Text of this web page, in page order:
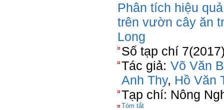
Phân tích hiệu
trên vườn cây ăn
Long
Số tạp chí
Tác giả: Võ Văn
Anh Thy, Hồ Văn
Tạp chí: Nông
Tóm tắt